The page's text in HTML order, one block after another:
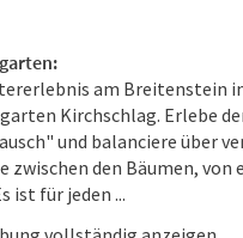
am Breitenstein
Kirchschlag. Erlebe
und balanciere über
zwischen den Bäumen, von
ist für jeden ...